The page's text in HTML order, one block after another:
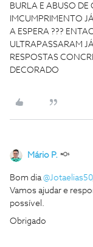
BURLA E ABUSO
IMCUMPRIMENTO
A ESPERA ???
ULTRAPASSARAM
RESPOSTAS
DECORADO
Mário P.
Bom dia@Jotaelias50
Vamos ajudar e
possível.
Obrigado